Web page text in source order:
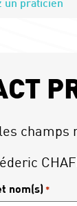
un praticien
champs
nom(s) *